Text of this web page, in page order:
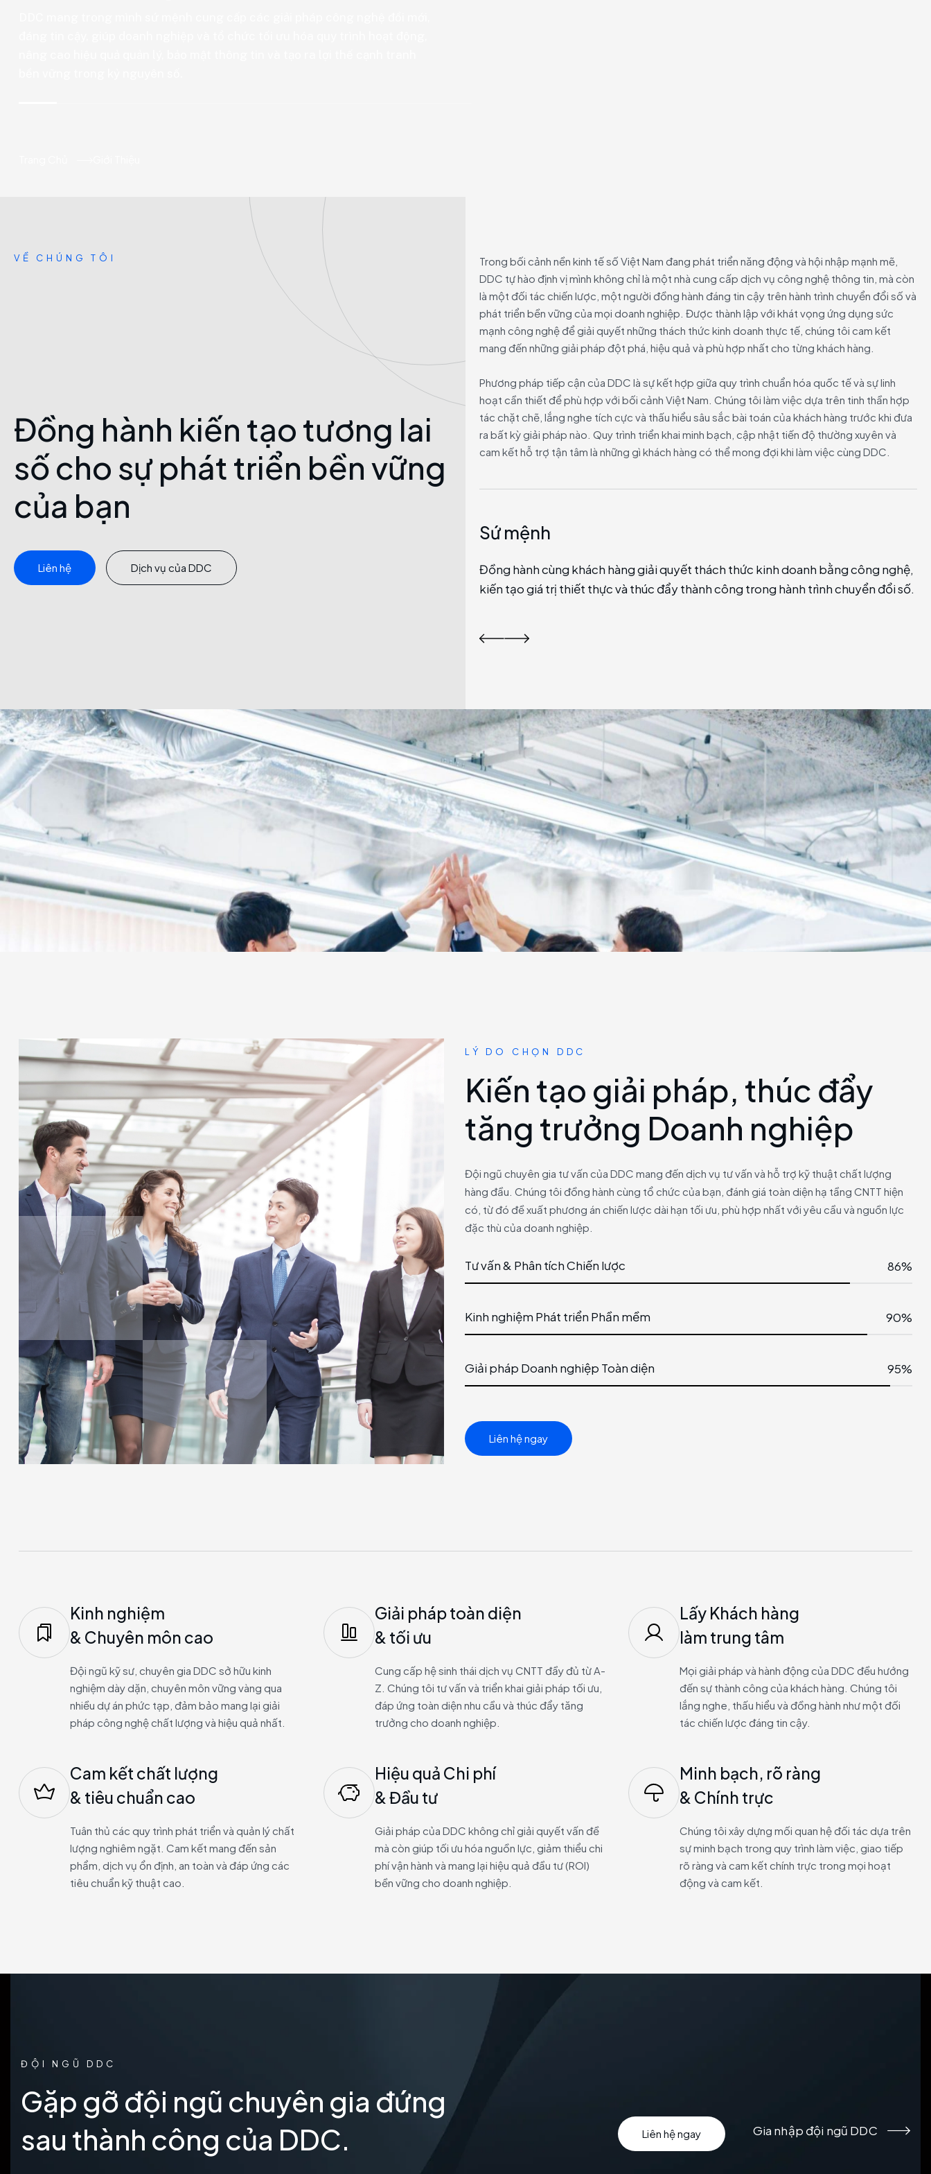
V Ề CHÚ N G T Ô I
Đồng hành kiến tạo tương lai
số cho sự phát triển bền vững
của bạn
Dịch vụ của DDC
Trong bối cảnh nền kinh tế số Việt Nam đang phát triển năng động và hội nhập mạnh mẽ,
DDC tự hào định vị mình không chỉ là một nhà cung cấp dịch vụ công nghệ thông tin, mà còn
là một đối tác chiến lược, một người đồng hành đáng tin cậy trên hành trình chuyển đổi số và
phát triển bền vững của mọi doanh nghiệp. Được thành lập với khát vọng ứng dụng sức
mạnh công nghệ để giải quyết những thách thức kinh doanh thực tế, chúng tôi cam kết
mang đến những giải pháp đột phá, hiệu quả và phù hợp nhất cho từng khách hàng.
Phương pháp tiếp cận của DDC là sự kết hợp giữa quy trình chuẩn hóa quốc tế và sự linh
hoạt cần thiết để phù hợp với bối cảnh Việt Nam. Chúng tôi làm việc dựa trên tinh thần hợp
tác chặt chẽ, lắng nghe tích cực và thấu hiểu sâu sắc bài toán của khách hàng trước khi đưa
ra bất kỳ giải pháp nào. Quy trình triển khai minh bạch, cập nhật tiến độ thường xuyên và
cam kết hỗ trợ tận tâm là những gì khách hàng có thể mong đợi khi làm việc cùng DDC.
Trở thành đối tác công nghệ hàng đầu và đáng tin cậy nhất tại Việt Nam và khu
vực, tiên phong trong việc kiến tạo tương lai số cho doanh nghiệp.
Sứ mệnh
Đồng hành cùng khách hàng giải quyết thách thức kinh doanh bằng công nghệ,
kiến tạo giá trị thiết thực và thúc đẩy thành công trong hành trình chuyển đổi số.
LÝ DO CHỌN DDC
Kiến tạo giải pháp, thúc đẩy
tăng trưởng Doanh nghiệp
Đội ngũ chuyên gia tư vấn của DDC mang đến dịch vụ tư vấn và hỗ trợ kỹ thuật chất lượng
hàng đầu. Chúng tôi đồng hành cùng tổ chức của bạn, đánh giá toàn diện hạ tầng CNTT hiện
có, từ đó đề xuất phương án chiến lược dài hạn tối ưu, phù hợp nhất với yêu cầu và nguồn lực
đặc thù của doanh nghiệp.
Tư vấn & Phân tích Chiến lược 86%
Kinh nghiệm Phát triển Phần mềm 90%
Giải pháp Doanh nghiệp Toàn diện 95%
Kinh nghiệm
& Chuyên môn cao
Đội ngũ kỹ sư, chuyên gia DDC sở hữu kinh
nghiệm dày dặn, chuyên môn vững vàng qua
nhiều dự án phức tạp, đảm bảo mang lại giải
pháp công nghệ chất lượng và hiệu quả nhất.
Giải pháp toàn diện
& tối ưu
Cung cấp hệ sinh thái dịch vụ CNTT đầy đủ từ A-
Z. Chúng tôi tư vấn và triển khai giải pháp tối ưu,
đáp ứng toàn diện nhu cầu và thúc đẩy tăng
trưởng cho doanh nghiệp.
Lấy Khách hàng
làm trung tâm
Mọi giải pháp và hành động của DDC đều hướng
đến sự thành công của khách hàng. Chúng tôi
lắng nghe, thấu hiểu và đồng hành như một đối
tác chiến lược đáng tin cậy.
Cam kết chất lượng
& tiêu chuẩn cao
Tuân thủ các quy trình phát triển và quản lý chất
lượng nghiêm ngặt. Cam kết mang đến sản
phẩm, dịch vụ ổn định, an toàn và đáp ứng các
tiêu chuẩn kỹ thuật cao.
Hiệu quả Chi phí
& Đầu tư
Giải pháp của DDC không chỉ giải quyết vấn đề
mà còn giúp tối ưu hóa nguồn lực, giảm thiểu chi
phí vận hành và mang lại hiệu quả đầu tư (ROI)
bền vững cho doanh nghiệp.
Minh bạch, rõ ràng
& Chính trực
Chúng tôi xây dựng mối quan hệ đối tác dựa trên
sự minh bạch trong quy trình làm việc, giao tiếp
rõ ràng và cam kết chính trực trong mọi hoạt
động và cam kết.
ĐỘI NGŨ DDC
Gặp gỡ đội ngũ chuyên gia đứng
sau thành công của DDC.
Gia nhập đội ngũ DDC